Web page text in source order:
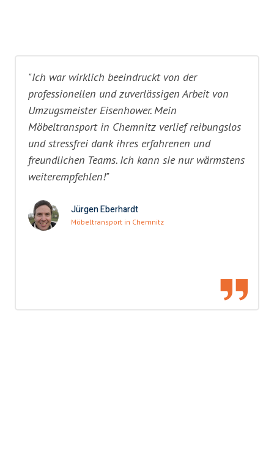
"Ich war wirklich beeindruckt von der
professionellen und zuverlässigen Arbeit von
Umzugsmeister Eisenhower. Mein
Möbeltransport in Chemnitz verlief reibungslos
und stressfrei dank ihres erfahrenen und
freundlichen Teams. Ich kann sie nur wärmstens
weiterempfehlen!"
Jürgen Eberhardt
Möbeltransport in Chemnitz